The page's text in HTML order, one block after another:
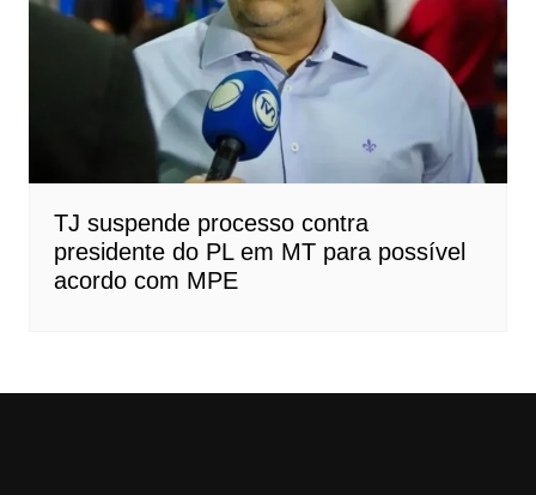
TJ suspende processo contra
presidente do PL em MT para possível
acordo com MPE